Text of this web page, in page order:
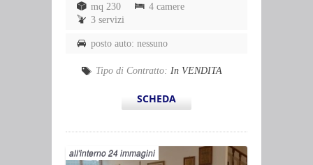
mq 230
4 camere
3 servizi
posto auto: nessuno
Tipo di Contratto: In VENDITA
SCHEDA
all'interno 24 immagini